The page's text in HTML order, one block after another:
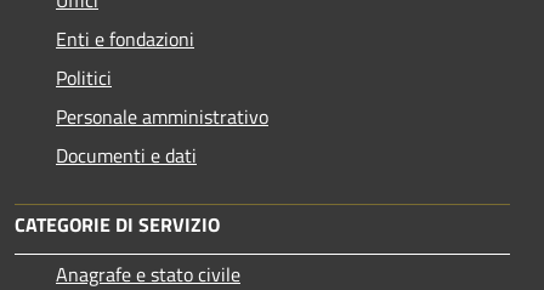
Enti e fondazioni
Politici
Personale amministrativo
Documenti e dati
CATEGORIE DI SERVIZIO
Anagrafe e stato civile